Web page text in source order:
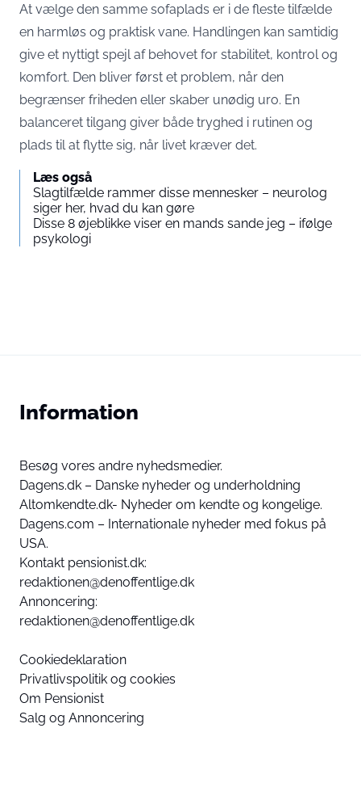
At vælge den samme sofaplads er i de fleste tilfælde
en harmløs og praktisk vane. Handlingen kan samtidig
give et nyttigt spejl af behovet for stabilitet, kontrol og
komfort. Den bliver først et problem, når den
begrænser friheden eller skaber unødig uro. En
balanceret tilgang giver både tryghed i rutinen og
plads til at flytte sig, når livet kræver det.
Læs også
Slagtilfælde rammer disse mennesker – neurolog
siger her, hvad du kan gøre
Disse 8 øjeblikke viser en mands sande jeg – ifølge
psykologi
Information
Besøg vores andre nyhedsmedier.
Dagens.dk – Danske nyheder og underholdning
Altomkendte.dk- Nyheder om kendte og kongelige.
Dagens.com – Internationale nyheder med fokus på
USA.
Kontakt pensionist.dk:
redaktionen@denoffentlige.dk
Annoncering:
redaktionen@denoffentlige.dk
Cookiedeklaration
Privatlivspolitik og cookies
Om Pensionist
Salg og Annoncering